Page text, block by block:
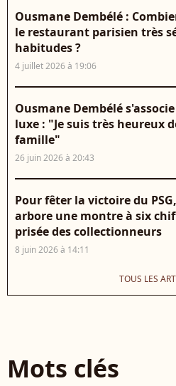
Ousmane Dembélé :
le restaurant parisien très
habitudes ?
4 juillet 2026 à 19:06
Ousmane Dembélé
luxe : "Je suis très heureux
famille"
26 juin 2026 à 20:43
Pour fêter la victoire du
arbore une montre à six
prisée des collectionneurs
8 juin 2026 à 14:11
TOUS LES
Mots clés